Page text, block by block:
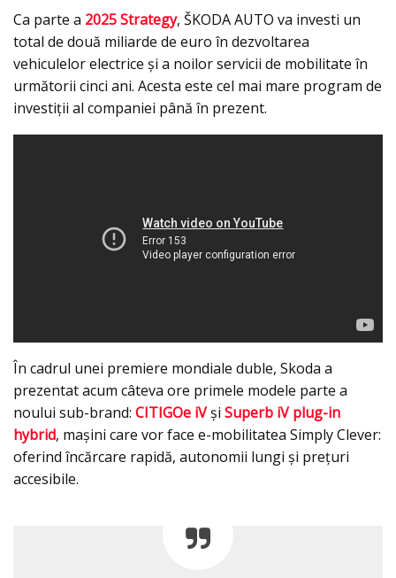
Ca parte a 2025 Strategy, ŠKODA AUTO va investi un
total de două miliarde de euro în dezvoltarea
vehiculelor electrice și a noilor servicii de mobilitate în
următorii cinci ani. Acesta este cel mai mare program de
investiții al companiei până în prezent.
În cadrul unei premiere mondiale duble, Skoda a
prezentat acum câteva ore primele modele parte a
noului sub-brand: CITIGOe iVși Superb iV plug-in
hybrid, maşini care vor face e-mobilitatea Simply Clever:
oferind încărcare rapidă, autonomii lungi și prețuri
accesibile.